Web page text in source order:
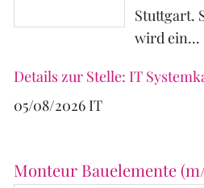
Stuttgart.
wird ein...
Details zur Stelle: IT
05/08/2026 IT
Monteur Bauelemente